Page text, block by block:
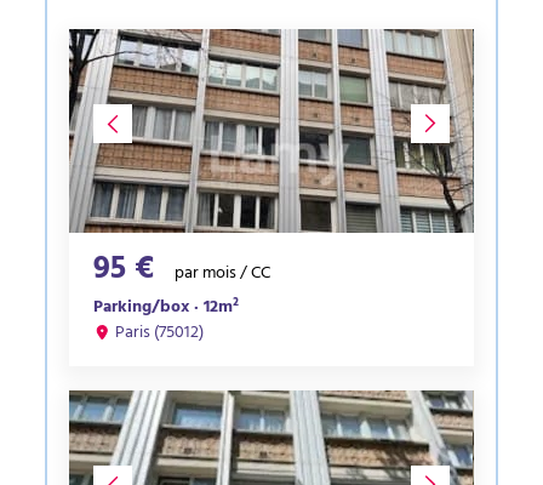
95 €
par mois / CC
Parking/box · 12m²
Paris (75012)